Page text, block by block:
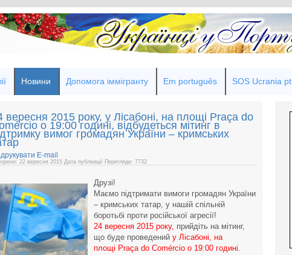
Новини Допомога іммігранту Em português SOS Ucrania pt
вересня 2015 року, у Лісабоні, на площі Praça do
о 19:00 годині, відбудеться мітинг в
вимог громадян України – кримських
E-mail
22 вересня 2015 Дата публікації Перегляди: 7732
Друзі!
Маємо підтримати вимоги громадян України
– кримських татар, у нашій спільній
боротьбі проти російської агресії!
24 вересня 2015 року, прийдіть на мітинг,
що буде проведений у Лісабоні, на
площі Praça do Comércio о 19:00 годині.